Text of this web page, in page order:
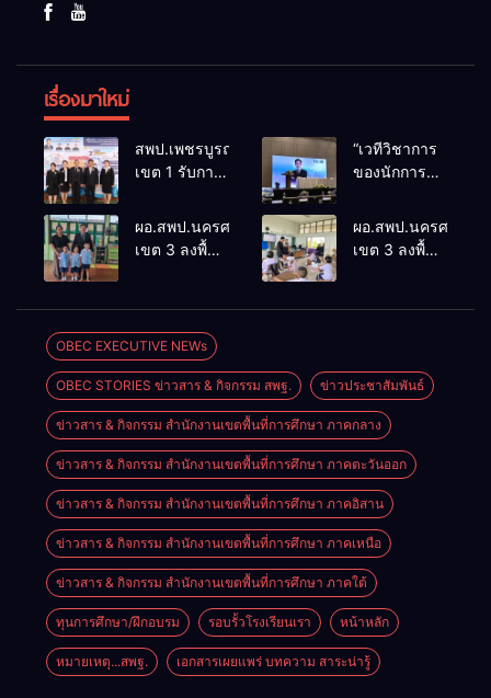
เรื่องมาใหม่
สพป.เพชรบูรณ์
เขต 1 รับการ
ประเมินผล
เชิงประจักษ์
ต้นแบบ”
ระดับประเทศ
รุ่นที่ 3 ประจำ
ปีงบประมาณ
พ.ศ. 2569
“เวทีวิชาการ
ของนักการ
ThaiCER
International
Research
(ThaiCER)
2026
ผอ.สพป.นครศรีธรรมราช
เขต 3 ลงพื้นที่
ปากพนัง
ผอ.สพป.นครศรีธรร
เขต 3 ลงพื้นที่
OBEC EXECUTIVE NEWs
OBEC STORIES ข่าวสาร & กิจกรรม สพฐ. ข่าวประชาสัมพันธ์
ข่าวสาร & กิจกรรม สำนักงานเขตพื้นที่การศึกษา ภาคกลาง
ข่าวสาร & กิจกรรม สำนักงานเขตพื้นที่การศึกษา ภาคตะวันออก
ข่าวสาร & กิจกรรม สำนักงานเขตพื้นที่การศึกษา ภาคอิสาน
ข่าวสาร & กิจกรรม สำนักงานเขตพื้นที่การศึกษา ภาคเหนือ
ข่าวสาร & กิจกรรม สำนักงานเขตพื้นที่การศึกษา ภาคใต้
ทุนการศึกษา/ฝึกอบรม รอบรั้วโรงเรียนเรา หน้าหลัก
หมายเหตุ...สพฐ. เอกสารเผยแพร่ บทความ สาระน่ารู้